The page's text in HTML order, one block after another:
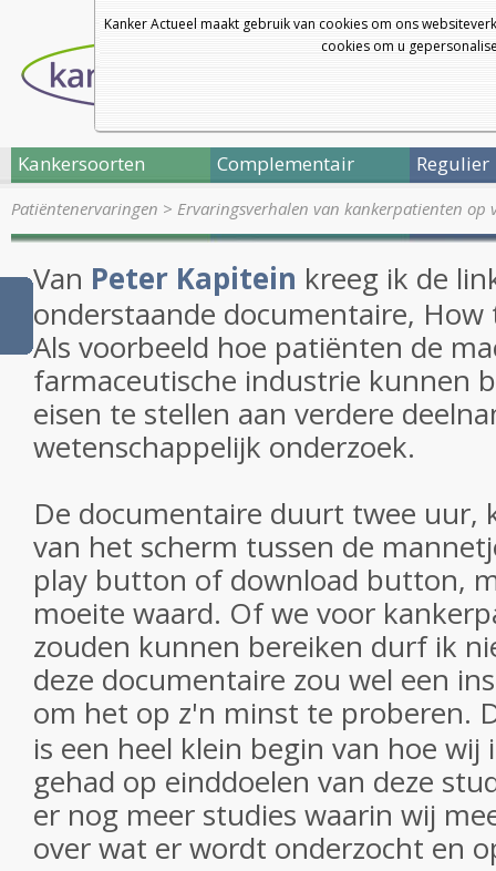
Kanker Actueel maakt gebruik van cookies om ons
cookies om u
Kankersoorten Complementair Regulier
Patiëntenervaringen > Ervaringsverhalen van kankerpatienten op
Van Peter Kapitein kreeg ik de
onderstaande documentaire, How
Als voorbeeld hoe patiënten de
farmaceutische industrie kunnen
eisen te stellen aan verdere
wetenschappelijk onderzoek.
De documentaire duurt twee uur,
van het scherm tussen de
play button of download button,
moeite waard. Of we voor
zouden kunnen bereiken durf ik
deze documentaire zou wel een
om het op z'n minst te proberen.
is een heel klein begin van hoe wij
gehad op einddoelen van deze
er nog meer studies waarin wij
over wat er wordt onderzocht en